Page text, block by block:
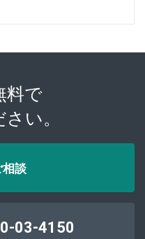
料で
い。
談
03-4150